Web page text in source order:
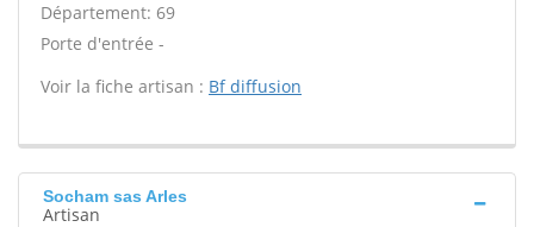
Département: 69
Porte d'entrée -
Voir la fiche artisan : Bf diffusion
Socham sas Arles
Artisan